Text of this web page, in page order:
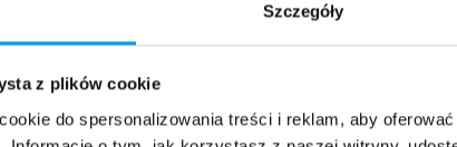
Szczegóły
z plików cookie
do spersonalizowania treści i reklam, aby